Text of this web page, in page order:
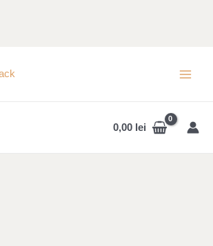
0,00 lei